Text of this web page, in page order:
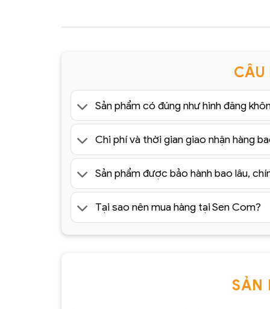
CÂU
Sản phẩm có đúng như hình đăng
Chi phí và thời gian giao nhận hàng
Sản phẩm được bảo hành bao lâu,
Tại sao nên mua hàng tại Sen Com?
SẢN